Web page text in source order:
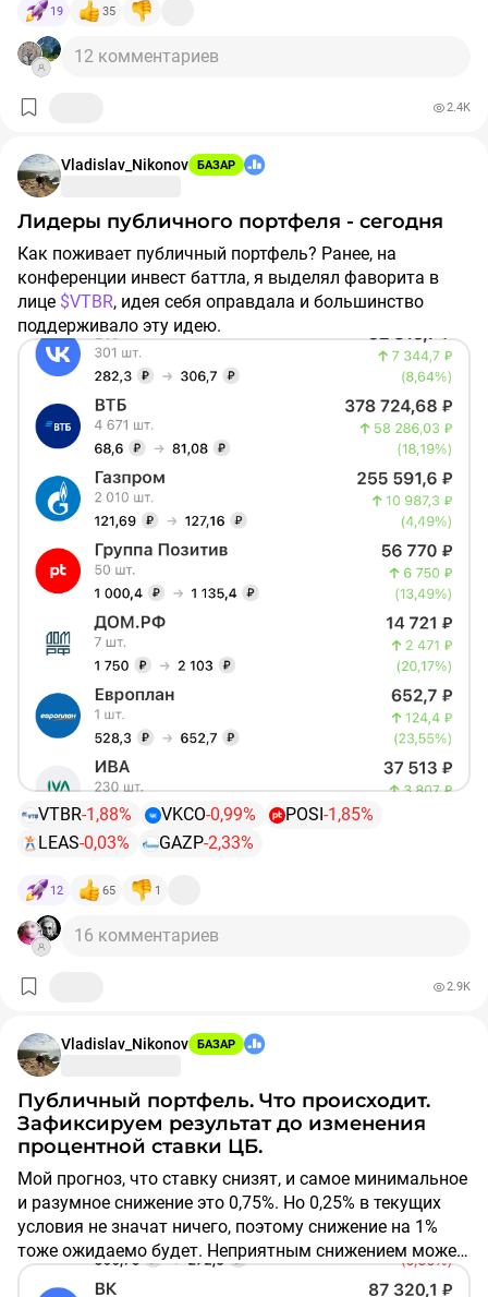
19 35
12 комментариев
2.4K
Vladislav_Nikonov БАЗАР
Лидеры публичного портфеля - сегодня
Как поживает публичный портфель? Ранее, на
конференции инвест баттла, я выделял фаворита в
лице $VTBR, идея себя оправдала и большинство
поддерживало эту идею.
VTBR-1,88% VKCO-0,99% POSI-1,85%
LEAS-0,03% GAZP-2,33%
12 65 1
16 комментариев
2.9K
Vladislav_Nikonov БАЗАР
Публичный портфель. Что происходит.
Зафиксируем результат до изменения
процентной ставки ЦБ.
Мой прогноз, что ставку снизят, и самое минимальное
и разумное снижение это 0,75%. Но 0,25% в текущих
условия не значат ничего, поэтому снижение на 1%
тоже ожидаемо будет. Неприятным снижением может
стать 0,5%.